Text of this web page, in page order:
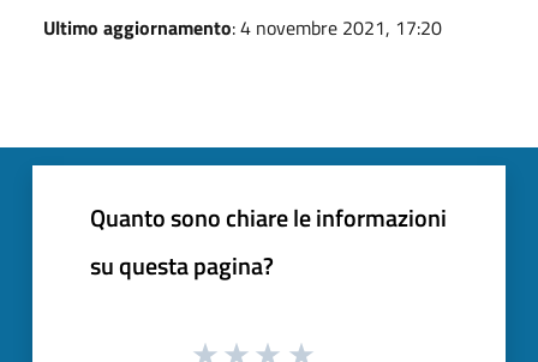
Ultimo aggiornamento: 4 novembre 2021, 17:20
Quanto sono chiare le informazioni
su questa pagina?